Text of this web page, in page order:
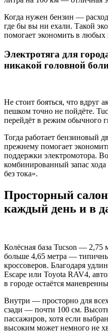
Когда нужен бензин —
где бы вы ни ехали. Такой
помогает экономить в любых
Электротяга для
никакой головной
Не стоит бояться, что вдруг
пешком точно не пойдёте.
перейдёт в режим обычного
Тогда работает бензиновый
прежнему помогает
поддержки электромотора.
комбинированный запас хода
без тока».
Просторный
каждый день и в
Колёсная база Tucson — 2,75
больше 4,65 метра —
кроссоверов. Благодаря
Escape или Toyota RAV4,
в городе остаётся
Внутри — просторно для
сзади — почти 100 см.
пассажиров, хотя если
высоким может немного не